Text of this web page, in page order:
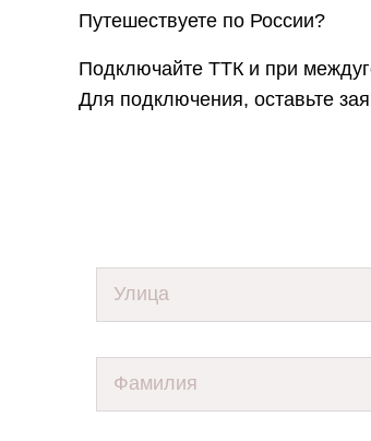
Путешествуете по России?
Подключайте ТТК и при
Для подключения, оставьте